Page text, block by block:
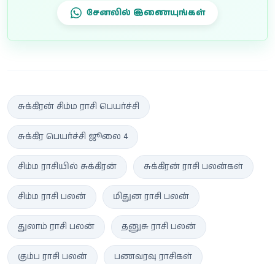
சேனலில் இணையுங்கள்
சுக்கிரன் சிம்ம ராசி பெயர்ச்சி
சுக்கிர பெயர்ச்சி ஜூலை 4
சிம்ம ராசியில் சுக்கிரன் சுக்கிரன் ராசி பலன்கள்
சிம்ம ராசி பலன் மிதுன ராசி பலன்
துலாம் ராசி பலன் தனுசு ராசி பலன்
கும்ப ராசி பலன் பணவரவு ராசிகள்